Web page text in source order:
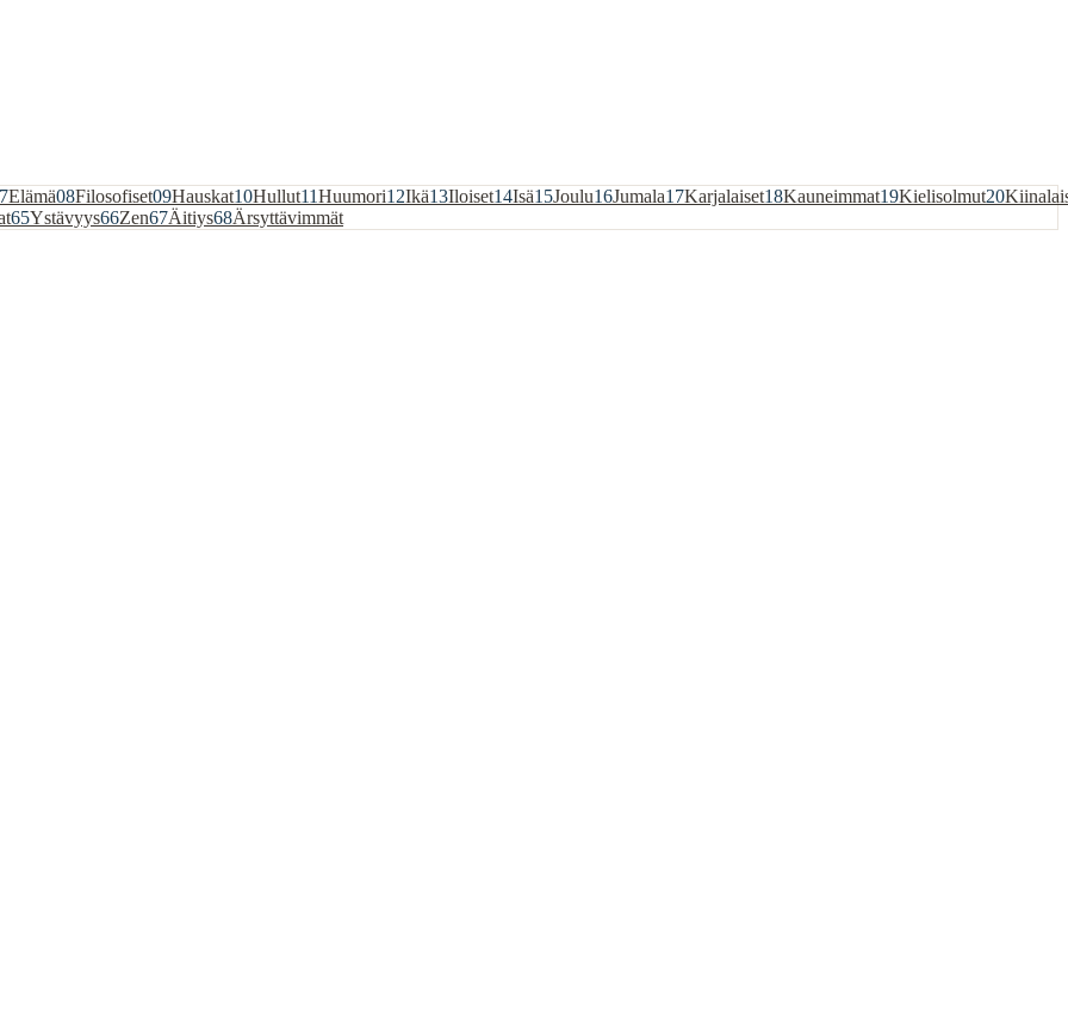
Elämä08Filosofiset09Hauskat10Hullut11Huumori12Ikä13Iloiset14Isä15Joulu16Jumala17Karjalaiset18Kauneimmat19Kielisolmut20
65Ystävyys66Zen67Äitiys68Ärsyttävimmät